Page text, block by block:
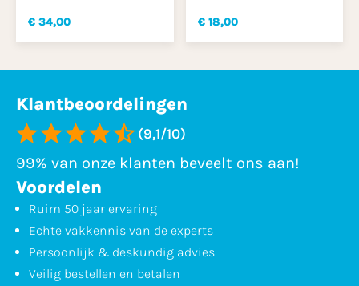
€ 34,00 € 18,00
Klantbeoordelingen
(9,1/10)
99% van onze klanten beveelt ons aan!
Voordelen
Ruim 50 jaar ervaring
Echte vakkennis van de experts
Persoonlijk & deskundig advies
Veilig bestellen en betalen